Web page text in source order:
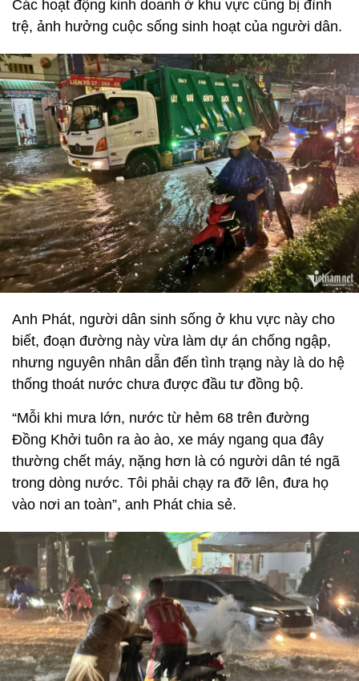
Các hoạt động kinh doanh ở khu vực cũng bị đình
trệ, ảnh hưởng cuộc sống sinh hoạt của người dân.
Anh Phát, người dân sinh sống ở khu vực này cho
biết, đoạn đường này vừa làm dự án chống ngập,
nhưng nguyên nhân dẫn đến tình trạng này là do hệ
thống thoát nước chưa được đầu tư đồng bộ.
“Mỗi khi mưa lớn, nước từ hẻm 68 trên đường
Đồng Khởi tuôn ra ào ào, xe máy ngang qua đây
thường chết máy, nặng hơn là có người dân té ngã
trong dòng nước. Tôi phải chạy ra đỡ lên, đưa họ
vào nơi an toàn”, anh Phát chia sẻ.